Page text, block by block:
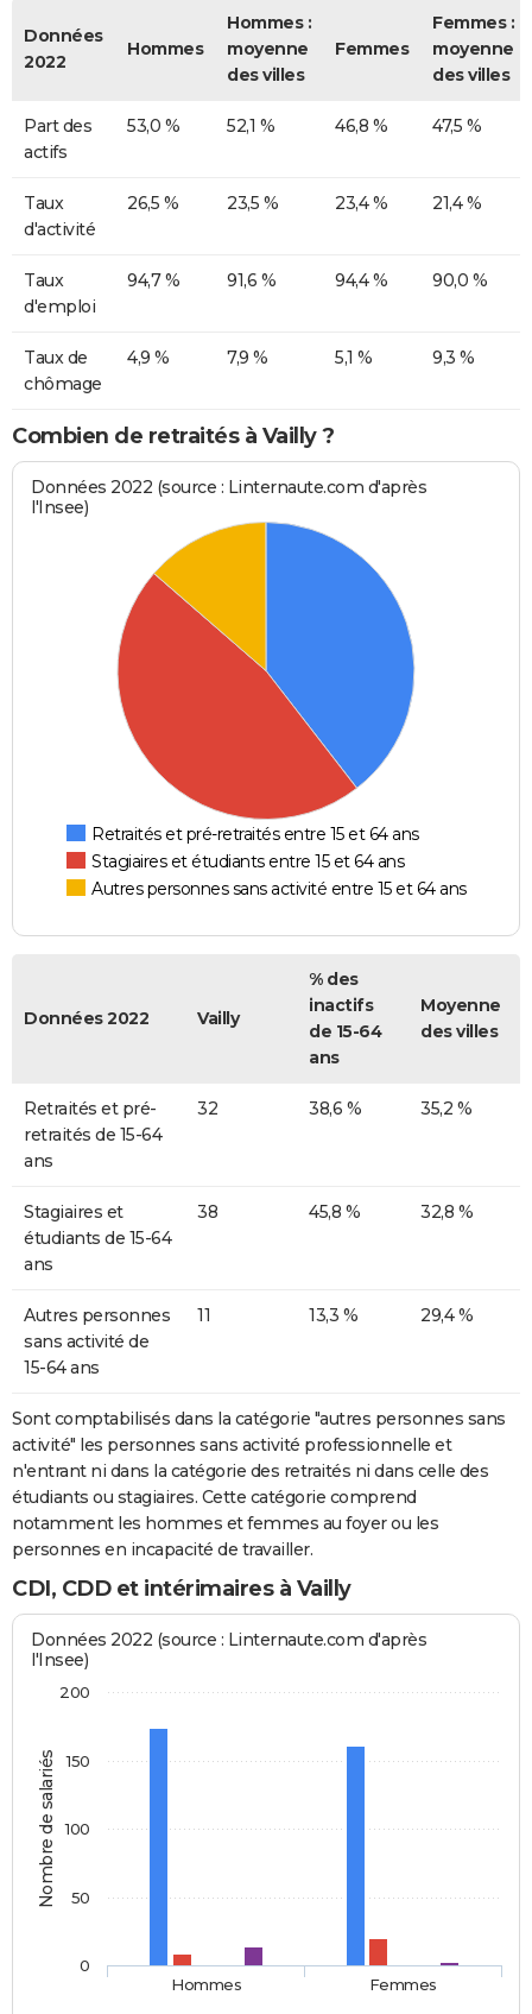
Données
2022
Hommes
Hommes :
moyenne
des villes
Femmes
Femmes :
moyenne
des villes
Part des
actifs
53,0 % 52,1 % 46,8 % 47,5 %
Taux
d'activité
26,5 % 23,5 % 23,4 % 21,4 %
Taux
d'emploi
94,7 % 91,6 % 94,4 % 90,0 %
Taux de
chômage
4,9 % 7,9 % 5,1 % 9,3 %
Combien de retraités à Vailly ?
Données 2022 (source : Linternaute.com d'après
l'Insee)
Retraités et pré-retraités entre 15 et 64 ans
Stagiaires et étudiants entre 15 et 64 ans
Autres personnes sans activité entre 15 et 64 ans
Données 2022 Vailly
% des
inactifs
de 15-64
ans
Moyenne
des villes
Retraités et pré-
retraités de 15-64
ans
32 38,6 % 35,2 %
Stagiaires et
étudiants de 15-64
ans
38 45,8 % 32,8 %
Autres personnes
sans activité de
15-64 ans
11 13,3 % 29,4 %
Sont comptabilisés dans la catégorie "autres personnes sans
activité" les personnes sans activité professionnelle et
n'entrant ni dans la catégorie des retraités ni dans celle des
étudiants ou stagiaires. Cette catégorie comprend
notamment les hommes et femmes au foyer ou les
personnes en incapacité de travailler.
CDI, CDD et intérimaires à Vailly
Nombre de salariés
Données 2022 (source : Linternaute.com d'après
l'Insee)
Hommes Femmes
0
50
100
150
200